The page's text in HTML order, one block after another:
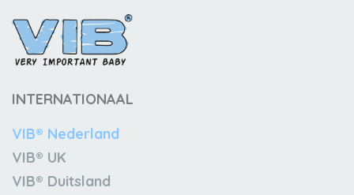
INTERNATIONAAL
VIB® Nederland
VIB® UK
VIB® Duitsland